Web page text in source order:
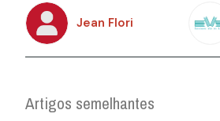
Jean Flori
Artigos semelhantes